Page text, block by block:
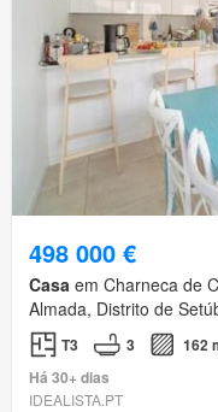
498 000 €
Casa em Charneca de
Almada, Distrito de
T3 3
162
Há 30+ dias
IDEALISTA.PT